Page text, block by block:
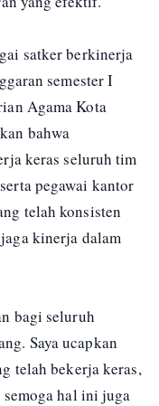
satker berkinerja
semester I
Agama Kota
bahwa
keras seluruh tim
pegawai kantor
telah konsisten
kinerja dalam
bagi seluruh
Saya ucapkan
telah bekerja keras,
hal ini juga